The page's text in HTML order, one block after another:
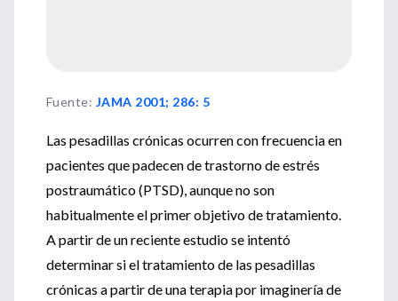
Fuente: JAMA 2001; 286: 5
Las pesadillas crónicas ocurren con frecuencia en
pacientes que padecen de trastorno de estrés
postraumático (PTSD), aunque no son
habitualmente el primer objetivo de tratamiento.
A partir de un reciente estudio se intentó
determinar si el tratamiento de las pesadillas
crónicas a partir de una terapia por imaginería de